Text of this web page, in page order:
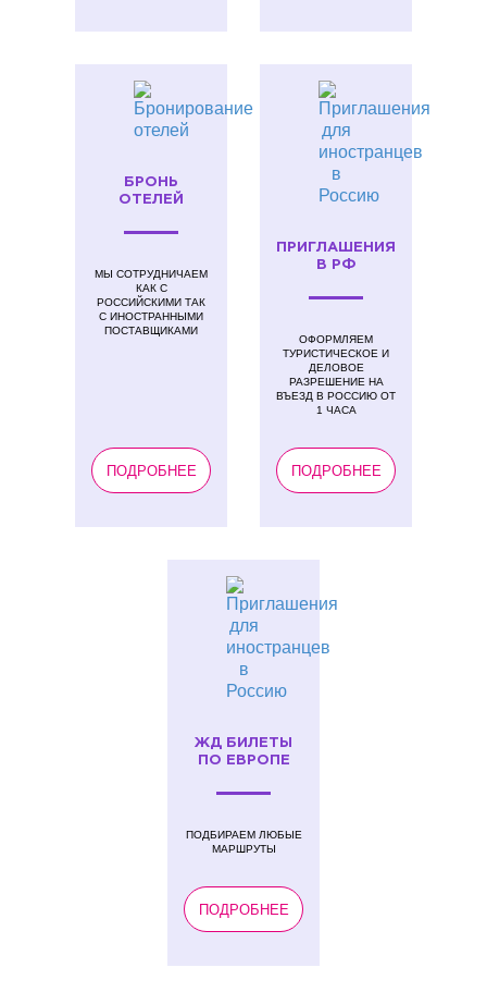
БРОНЬ
ОТЕЛЕЙ
МЫ СОТРУДНИЧАЕМ
КАК С
РОССИЙСКИМИ ТАК
С ИНОСТРАННЫМИ
ПОСТАВЩИКАМИ
ПОДРОБНЕЕ
ПРИГЛАШЕНИЯ
В РФ
ОФОРМЛЯЕМ
ТУРИСТИЧЕСКОЕ И
ДЕЛОВОЕ
РАЗРЕШЕНИЕ НА
ВЪЕЗД В РОССИЮ ОТ
1 ЧАСА
ПОДРОБНЕЕ
ЖД БИЛЕТЫ
ПО ЕВРОПЕ
ПОДБИРАЕМ ЛЮБЫЕ
МАРШРУТЫ
ПОДРОБНЕЕ